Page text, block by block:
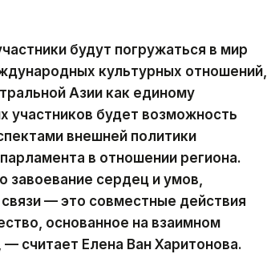
будут погружаться в мир
культурных отношений,
Азии как единому
участников будет возможность
внешней политики
в отношении региона.
завоевание сердец и умов,
— это совместные действия
основанное на взаимном
считает Елена Ван Харитонова.